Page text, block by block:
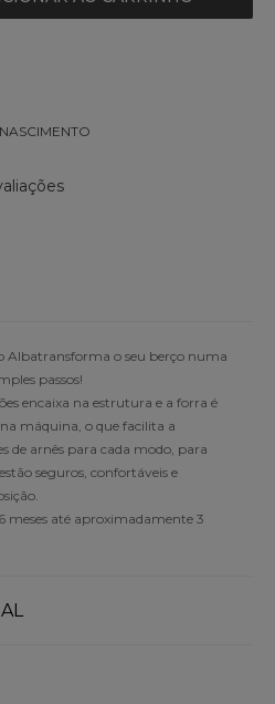
Albatransforma o seu berço numa
passos!
encaixa na estrutura e a forra é
máquina, o que facilita a
de arnês para cada modo, para
seguros, confortáveis e
meses até aproximadamente 3